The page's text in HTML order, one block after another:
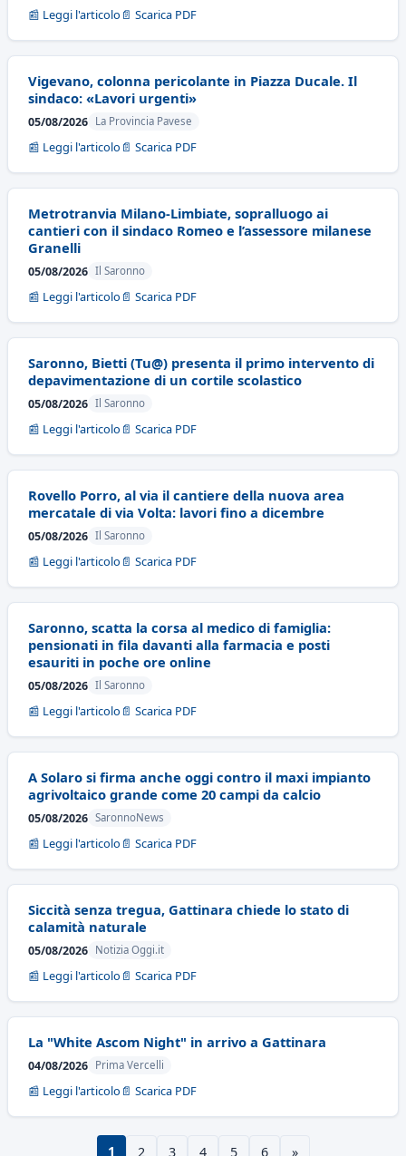
📰 Leggi l'articolo 📄 Scarica PDF
Vigevano, colonna pericolante in Piazza Ducale. Il
sindaco: «Lavori urgenti»
05/08/2026 La Provincia Pavese
📰 Leggi l'articolo 📄 Scarica PDF
Metrotranvia Milano-Limbiate, sopralluogo ai
cantieri con il sindaco Romeo e l’assessore milanese
Granelli
05/08/2026 Il Saronno
📰 Leggi l'articolo 📄 Scarica PDF
Saronno, Bietti (Tu@) presenta il primo intervento di
depavimentazione di un cortile scolastico
05/08/2026 Il Saronno
📰 Leggi l'articolo 📄 Scarica PDF
Rovello Porro, al via il cantiere della nuova area
mercatale di via Volta: lavori fino a dicembre
05/08/2026 Il Saronno
📰 Leggi l'articolo 📄 Scarica PDF
Saronno, scatta la corsa al medico di famiglia:
pensionati in fila davanti alla farmacia e posti
esauriti in poche ore online
05/08/2026 Il Saronno
📰 Leggi l'articolo 📄 Scarica PDF
A Solaro si firma anche oggi contro il maxi impianto
agrivoltaico grande come 20 campi da calcio
05/08/2026 SaronnoNews
📰 Leggi l'articolo 📄 Scarica PDF
Siccità senza tregua, Gattinara chiede lo stato di
calamità naturale
05/08/2026 Notizia Oggi.it
📰 Leggi l'articolo 📄 Scarica PDF
La "White Ascom Night" in arrivo a Gattinara
04/08/2026 Prima Vercelli
📰 Leggi l'articolo 📄 Scarica PDF
1 2 3 4 5 6 »